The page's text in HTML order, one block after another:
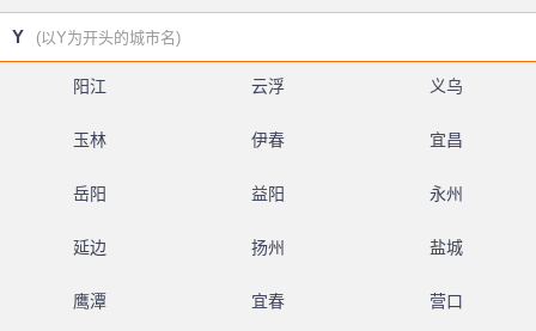
Y (以Y为开头的城市名)
阳江 云浮 义乌
玉林 伊春 宜昌
岳阳 益阳 永州
延边 扬州 盐城
鹰潭 宜春 营口